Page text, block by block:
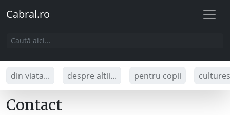
Cabral.ro
din viata... despre altii... pentru copii
Contact